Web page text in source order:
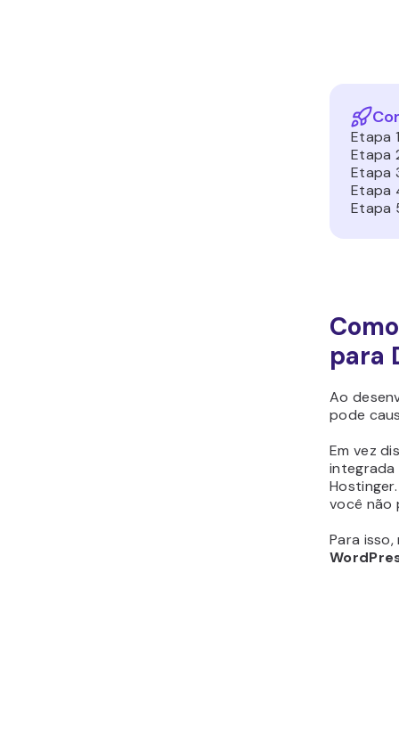
Etapa
Etapa
Etapa
Etapa
Etapa
para
Ao
pode
Em vez
você não
Para